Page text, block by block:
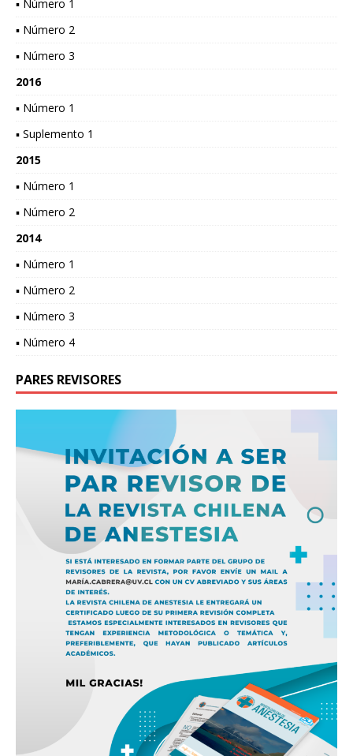
▪ Número 1
▪ Número 2
▪ Número 3
2016
▪ Número 1
▪ Suplemento 1
2015
▪ Número 1
▪ Número 2
2014
▪ Número 1
▪ Número 2
▪ Número 3
▪ Número 4
PARES REVISORES